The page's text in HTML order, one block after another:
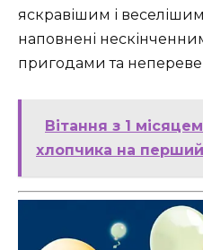
яскравішим і
наповнені
пригодами та
Вітання з 1
хлопчика на